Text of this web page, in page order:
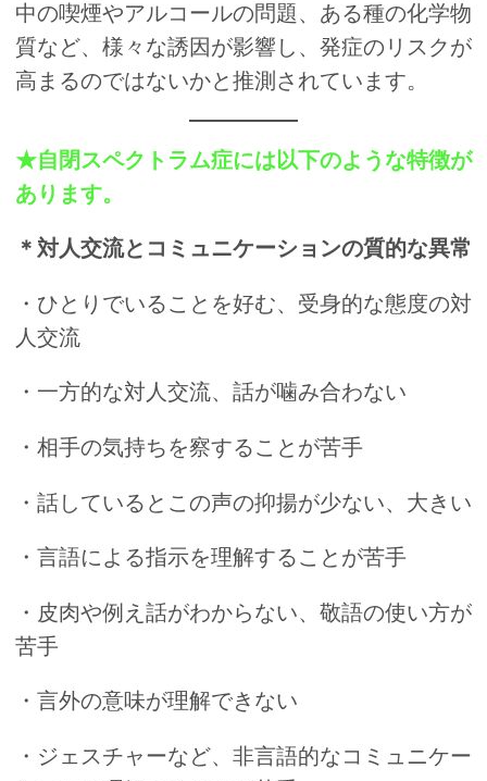
中の喫煙やアルコールの問題、ある種の化学物
質など、様々な誘因が影響し、発症のリスクが
高まるのではないかと推測されています。
★自閉スペクトラム症には以下のような特徴が
あります。
＊対人交流とコミュニケーションの質的な異常
・ひとりでいることを好む、受身的な態度の対
人交流
・一方的な対人交流、話が噛み合わない
・相手の気持ちを察することが苦手
・話しているとこの声の抑揚が少ない、大きい
・言語による指示を理解することが苦手
・皮肉や例え話がわからない、敬語の使い方が
苦手
・言外の意味が理解できない
・ジェスチャーなど、非言語的なコミュニケー